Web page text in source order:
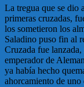
La tregua que se dio
primeras cruzadas,
los sometieron los
Saladino puso fin al
Cruzada fue
emperador de
ya había hecho
ahorcamiento de uno